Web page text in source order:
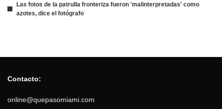
Las fotos de la patrulla fronteriza fueron 'malinterpretadas' como
azotes, dice el fotógrafo
Contacto:
online@quepasomiami.com